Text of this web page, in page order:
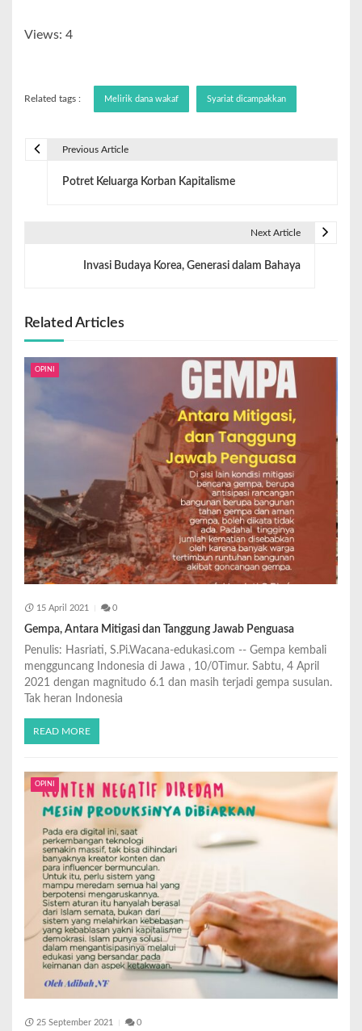
Views: 4
Related tags : Melirik dana wakaf Syariat dicampakkan
Previous Article
Potret Keluarga Korban Kapitalisme
Next Article
Invasi Budaya Korea, Generasi dalam Bahaya
Related Articles
OPINI
15 April 2021 0
Gempa, Antara Mitigasi dan Tanggung Jawab Penguasa
Penulis: Hasriati, S.Pi.Wacana-edukasi.com -- Gempa kembali
mengguncang Indonesia di Jawa , 10/0Timur. Sabtu, 4 April
2021 dengan magnitudo 6.1 dan masih terjadi gempa susulan.
Tak heran Indonesia
READ MORE
OPINI
25 September 2021 0